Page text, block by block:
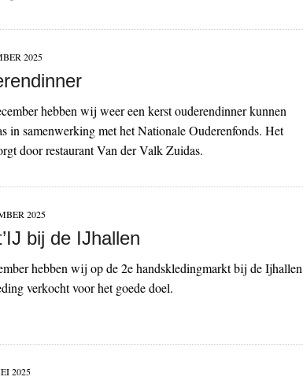
2025
hebben wij weer een kerst ouderendinner kunnen
in samenwerking met het Nationale Ouderenfonds. Het
door restaurant Van der Valk Zuidas.
2025
bij de IJhallen
hebben wij op de 2e handskledingmarkt bij de Ijhallen
verkocht voor het goede doel.
2025